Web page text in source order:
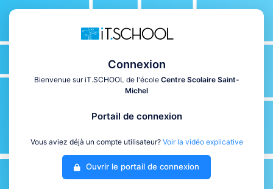
Connexion
Bienvenue sur iT.SCHOOL de l'école Centre Scolaire Saint-
Michel
Portail de connexion
Vous aviez déjà un compte utilisateur? Voir la vidéo explicative
Ouvrir le portail de connexion